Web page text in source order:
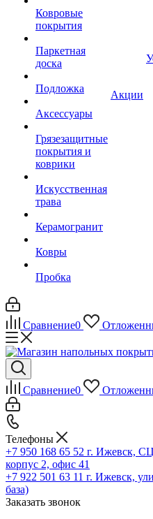
Ковровые
покрытия
Паркетная
доска
Подложка
Аксессуары
Грязезащитные
покрытия и
коврики
Искусственная
трава
Керамогранит
Ковры
Пробка
Акции
Сравнение0
Сравнение0
Телефоны
+7 950 168 65 52 г. Ижевск, СЦ
корпус 2, офис 41
+7 922 501 63 11 г. Ижевск,
база)
Заказать звонок